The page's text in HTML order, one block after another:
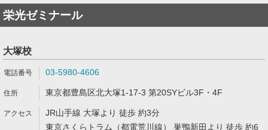
栄光ゼミナール
大塚校
03-5980-4606
東京都豊島区北大塚1-17-3 第20SYビル3F・4F
JR山手線 大塚より 徒歩 約3分
東京さくらトラム（都電荒川線） 巣鴨新田より 徒歩 約6